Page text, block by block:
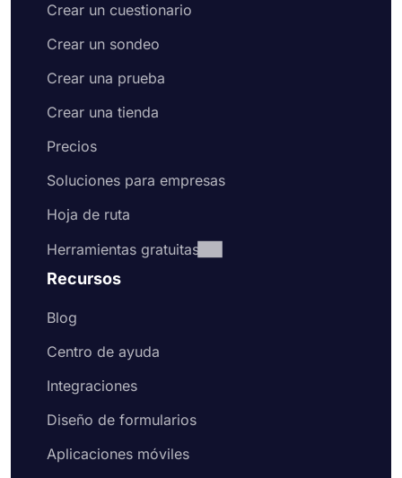
Crear un cuestionario
Crear un sondeo
Crear una prueba
Crear una tienda
Precios
Soluciones para empresas
Hoja de ruta
Herramientas gratuitas
Recursos
Blog
Centro de ayuda
Integraciones
Diseño de formularios
Aplicaciones móviles